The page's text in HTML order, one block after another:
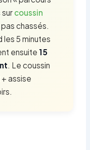
sur coussin
chassés.
les 5 minutes
ensuite 15
. Le coussin
assise